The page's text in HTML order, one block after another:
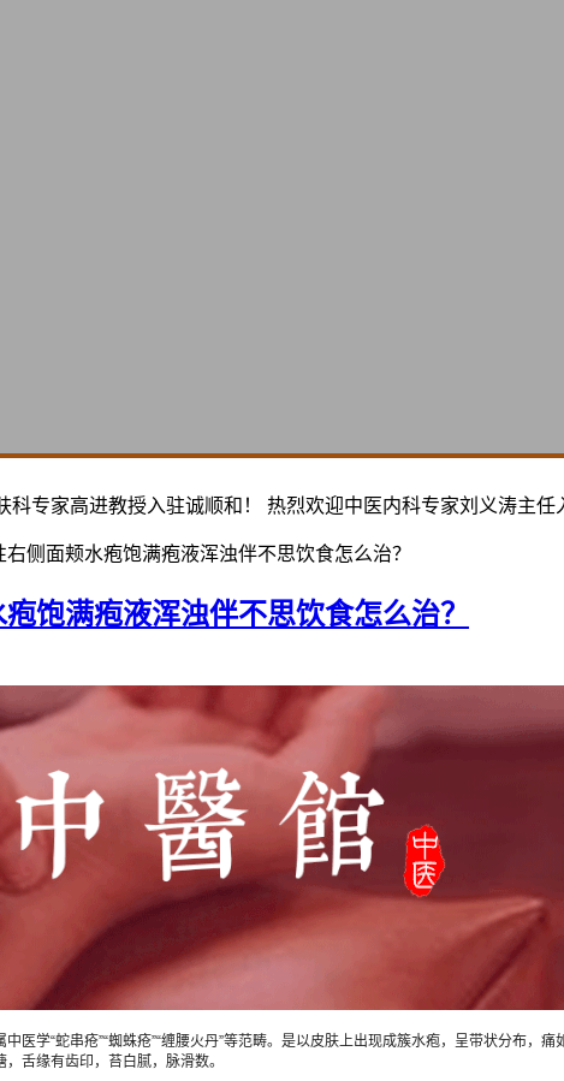
专家高进教授入驻诚顺和！ 热烈欢迎中医内科专家刘义涛主任
侧面颊水疱饱满疱液浑浊伴不思饮食怎么治？
饱满疱液浑浊伴不思饮食怎么治？
“蛇串疮”“蜘蛛疮”“缠腰火丹”等范畴。是以皮肤上出现成簇水疱，呈带状分布，
舌缘有齿印，苔白腻，脉滑数。